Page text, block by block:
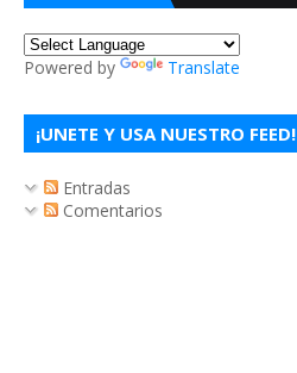
Powered by Translate
¡UNETE Y USA NUESTRO FEED!
Entradas
Comentarios